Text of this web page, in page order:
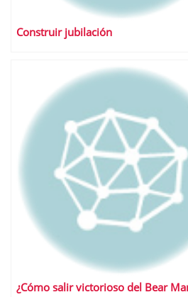
Construir jubilación
¿Cómo salir victorioso del Bear